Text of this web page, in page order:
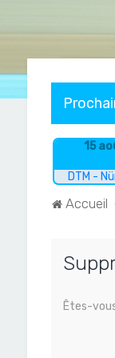
15
DTM -
Accueil
Êtes-